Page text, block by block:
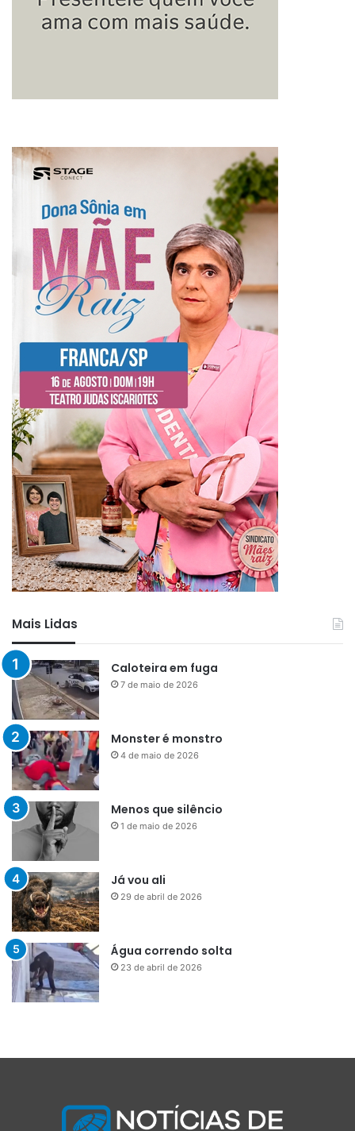
Mais Lidas
Caloteira em fuga
7 de maio de 2026
Monster é monstro
4 de maio de 2026
Menos que silêncio
1 de maio de 2026
Já vou ali
29 de abril de 2026
Água correndo solta
23 de abril de 2026